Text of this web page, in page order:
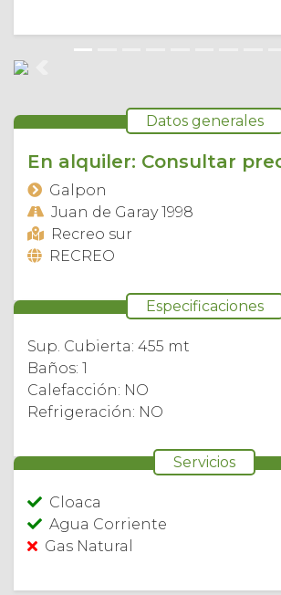
Datos generales
En alquiler: Consultar
Galpon
Juan de Garay 1998
Recreo sur
RECREO
Especificaciones
Sup. Cubierta: 455 mt
Baños: 1
Calefacción: NO
Refrigeración: NO
Servicios
Cloaca
Agua Corriente
Gas Natural